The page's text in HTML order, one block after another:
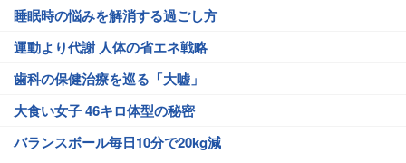
睡眠時の悩みを解消する過ごし方
運動より代謝 人体の省エネ戦略
歯科の保健治療を巡る「大嘘」
大食い女子 46キロ体型の秘密
バランスボール毎日10分で20kg減